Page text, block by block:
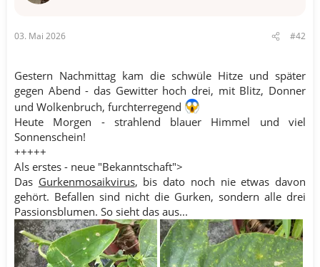
03. Mai 2026 #42
Gestern Nachmittag kam die schwüle Hitze und später
gegen Abend - das Gewitter hoch drei, mit Blitz, Donner
und Wolkenbruch, furchterregend
Heute Morgen - strahlend blauer Himmel und viel
Sonnenschein!
+++++
Als erstes - neue "Bekanntschaft">
Das Gurkenmosaikvirus, bis dato noch nie etwas davon
gehört. Befallen sind nicht die Gurken, sondern alle drei
Passionsblumen. So sieht das aus...